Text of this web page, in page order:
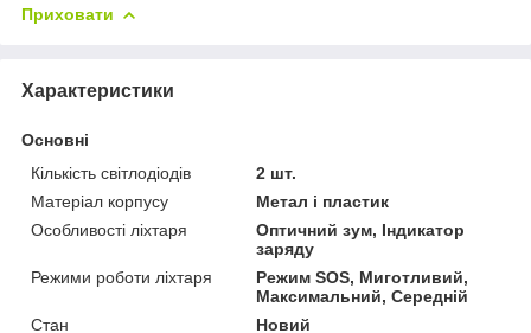
Приховати
Характеристики
Основні
Кількість світлодіодів
2 шт.
Матеріал корпусу
Метал і пластик
Особливості ліхтаря
Оптичний зум, Індикатор
заряду
Режими роботи ліхтаря
Режим SOS, Миготливий,
Максимальний, Середній
Стан
Новий